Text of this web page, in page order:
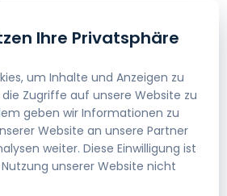
Ihre Privatsphäre
um Inhalte und Anzeigen zu
Zugriffe auf unsere Website zu
geben wir Informationen zu
Website an unsere Partner
weiter. Diese Einwilligung ist
unserer Website nicht